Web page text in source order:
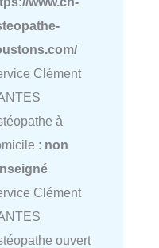
Clément
à
: non
Clément
ouvert